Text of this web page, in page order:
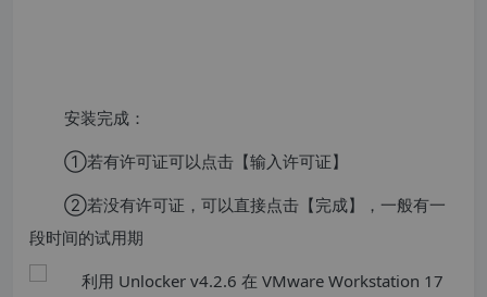
安装完成：
①若有许可证可以点击【输入许可证】
②若没有许可证，可以直接点击【完成】，一般有一
段时间的试用期